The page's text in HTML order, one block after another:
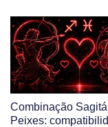
Combinação
Peixes: